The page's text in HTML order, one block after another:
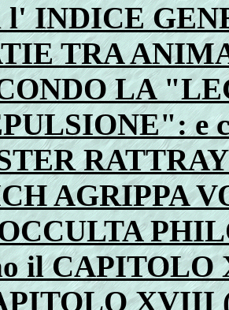
l' INDICE
TRA
LA
e
AGRIPPA
il
XVIII